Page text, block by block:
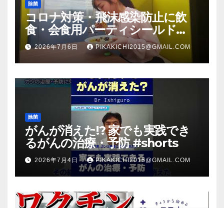
除菌
コロナ対策・飛沫感染防止に飲
食・会食用パーティシールド
（マスク会食代替品）ＦＢＣ福井
放送のＴＶ番組での紹介映像
2026年7月6日 PIKAKICHI2015@GMAIL.COM
除菌
がんが消えた!? 家でも実践でき
るがんの治療・予防 #shorts
2026年7月4日 PIKAKICHI2015@GMAIL.COM